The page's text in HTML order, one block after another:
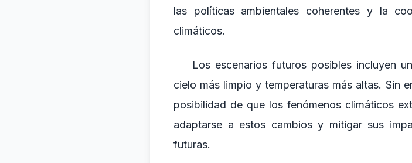
las políticas ambientales coherentes y la
climáticos.
Los escenarios futuros posibles incluyen
cielo más limpio y temperaturas más altas. Sin
posibilidad de que los fenómenos climáticos
adaptarse a estos cambios y mitigar sus
futuras.